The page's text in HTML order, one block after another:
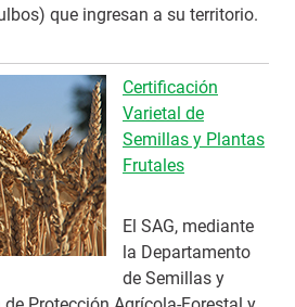
que ingresan a su territorio.
Certificación
Varietal de
Semillas y Plantas
Frutales
El SAG, mediante
la Departamento
de Semillas y